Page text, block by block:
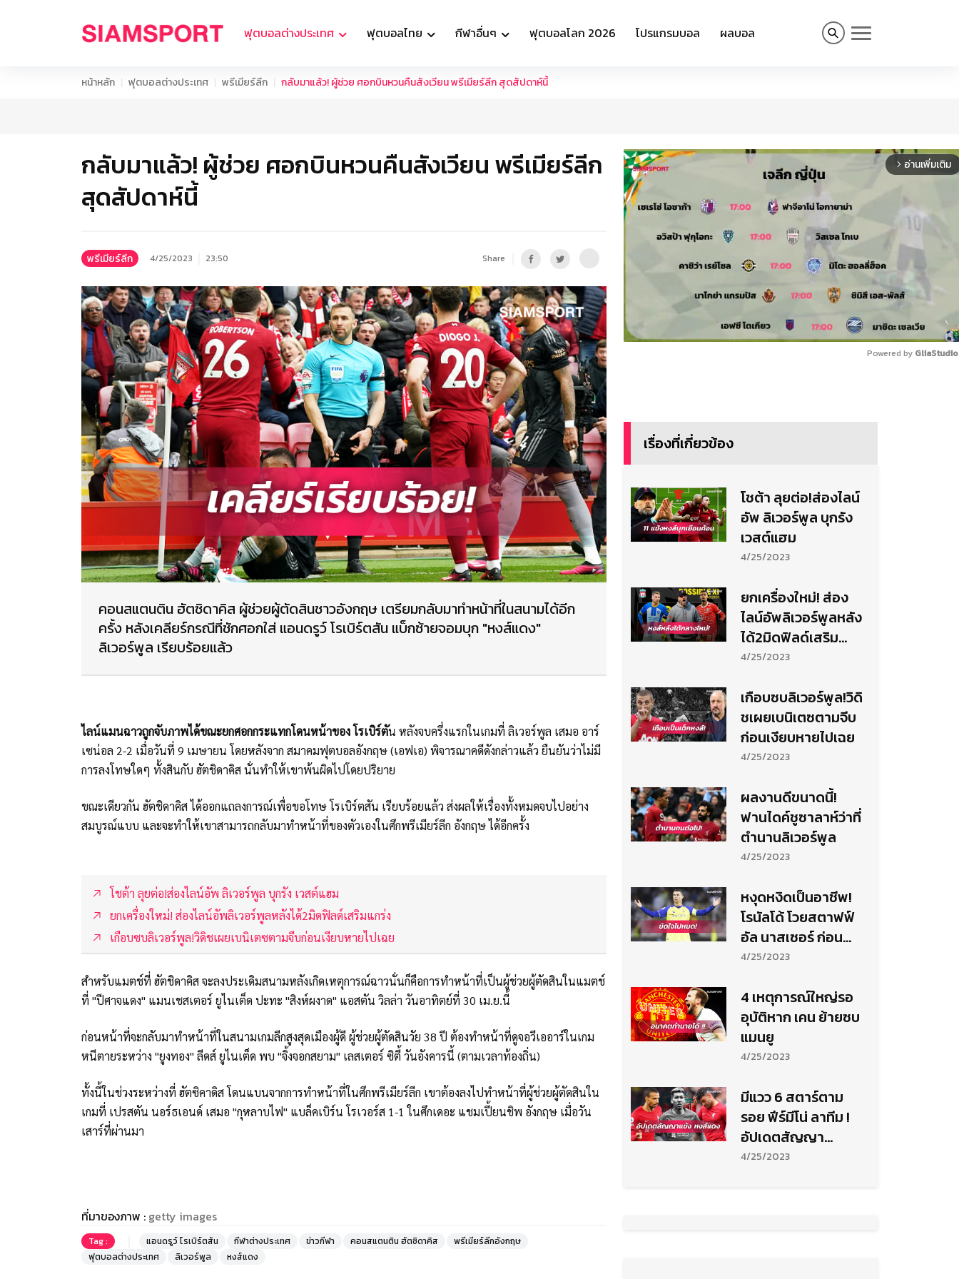
ฟุตบอลต่างประเทศ ฟุตบอลไทย กีฬาอื่นๆ ฟุตบอลโลก 2026 โปรแกรมบอล ผลบอล
หน้าหลัก ฟุตบอลต่างประเทศ พรีเมียร์ลีก กลับมาแล้ว! ผู้ช่วย ศอกบินหวนคืนสังเวียน พรีเมียร์ลีก สุดสัปดาห์นี้
กลับมาแล้ว! ผู้ช่วย ศอกบินหวนคืนสังเวียน พรีเมียร์ลีก
สุดสัปดาห์นี้
พรีเมียร์ลีก 4/25/2023 23:50 Share
คอนสแตนติน ฮัตซิดาคิส ผู้ช่วยผู้ตัดสินชาวอังกฤษ เตรียมกลับมาทำหน้าที่ในสนามได้อีก
ครั้ง หลังเคลียร์กรณีที่ชักศอกใส่ แอนดรูว์ โรเบิร์ตสัน แบ็กซ้ายจอมบุก "หงส์แดง"
ลิเวอร์พูล เรียบร้อยแล้ว
ไลน์แมนฉาวถูกจับภาพได้ขณะยกศอกกระแทกโดนหน้าของ โรเบิร์ตัน หลังจบครึ่งแรกในเกมที่ ลิเวอร์พูล เสมอ อาร์
เซน่อล 2-2 เมื่อวันที่ 9 เมษายน โดยหลังจาก สมาคมฟุตบอลอังกฤษ (เอฟเอ) พิจารณาคดีดังกล่าวแล้ว ยืนยันว่าไม่มี
การลงโทษใดๆ ทั้งสินกับ ฮัตชิดาคิส นั่นทำให้เขาพ้นผิดไปโดยปริยาย
ขณะเดียวกัน ฮัตชิดาคิส ได้ออกแถลงการณ์เพื่อขอโทษ โรเบิร์ตสัน เรียบร้อยแล้ว ส่งผลให้เรื่องทั้งหมดจบไปอย่าง
สมบูรณ์แบบ และจะทำให้เขาสามารถกลับมาทำหน้าที่ของตัวเองในศึกพรีเมียร์ลีก อังกฤษ ได้อีกครั้ง
โชต้า ลุยต่อ!ส่องไลน์อัพ ลิเวอร์พูล บุกรัง เวสต์แฮม
ยกเครื่องใหม่! ส่องไลน์อัพลิเวอร์พูลหลังได้2มิดฟิลด์เสริมแกร่ง
เกือบซบลิเวอร์พูล!วิดิชเผยเบนิเตซตามจีบก่อนเงียบหายไปเฉย
สำหรับแมตช์ที่ ฮัตชิดาคิส จะลงประเดิมสนามหลังเกิดเหตุการณ์ฉาวนั่นก็คือการทำหน้าที่เป็นผู้ช่วยผู้ตัดสินในแมตช์
ที่ "ปีศาจแดง" แมนเชสเตอร์ ยูไนเต็ด ปะทะ "สิงห์ผงาด" แอสตัน วิลล่า วันอาทิตย์ที่ 30 เม.ย.นี้
ก่อนหน้าที่จะกลับมาทำหน้าที่ในสนามเกมลีกสูงสุดเมืองผู้ดี ผู้ช่วยผู้ตัดสินวัย 38 ปี ต้องทำหน้าที่ดูจอวีเออาร์ในเกม
หนีตายระหว่าง "ยูงทอง" ลีดส์ ยูไนเต็ด พบ "จิ้งจอกสยาม" เลสเตอร์ ซิตี้ วันอังคารนี้ (ตามเวลาท้องถิ่น)
ทั้งนี้ในช่วงระหว่างที่ ฮัตซิคาดิส โดนแบนจากการทำหน้าที่ในศึกพรีเมียร์ลีก เขาต้องลงไปทำหน้าที่ผู้ช่วยผู้ตัดสินใน
เกมที่ เปรสตัน นอร์ธเอนด์ เสมอ "กุหลาบไฟ" แบล็คเบิร์น โรเวอร์ส 1-1 ในศึกเดอะ แชมเปี้ยนชิพ อังกฤษ เมื่อวัน
เสาร์ที่ผ่านมา
ที่มาของภาพ : getty images
Tag : แอนดรูว์ โรเบิร์ตสัน กีฬาต่างประเทศ ข่าวกีฬา คอนสแตนติน ฮัตซิดาคิส
พรีเมียร์ลีกอังกฤษ
ฟุตบอลต่างประเทศ
ลิเวอร์พูล หงส์แดง
arrow_forward_ios อ่านเพิ่มเติม
Powered by
เรื่องที่เกี่ยวข้อง
โชต้า ลุยต่อ!ส่องไลน์
อัพ ลิเวอร์พูล บุกรัง
เวสต์แฮม
4/25/2023
ยกเครื่องใหม่! ส่อง
ไลน์อัพลิเวอร์พูลหลัง
ได้2มิดฟิลด์เสริม
แกร่ง
4/25/2023
เกือบซบลิเวอร์พูล!วิดิ
ชเผยเบนิเตซตามจีบ
ก่อนเงียบหายไปเฉย
4/25/2023
ผลงานดีขนาดนี้!
ฟานไดค์ชูซาลาห์ว่าที่
ตำนานลิเวอร์พูล
4/25/2023
หงุดหงิดเป็นอาชีพ!
โรนัลโด้ โวยสตาฟฟ์
อัล นาสเซอร์ ก่อน
ร่วงบอลถ้วย
4/25/2023
4 เหตุการณ์ใหญ่รอ
อุบัติหาก เคน ย้ายซบ
แมนยู
4/25/2023
มีแวว 6 สตาร์ตาม
รอย ฟีร์มีโน่ ลาทีม !
อัปเดตสัญญา
ปัจจุบันนักเตะชุดใหญ่
4/25/2023